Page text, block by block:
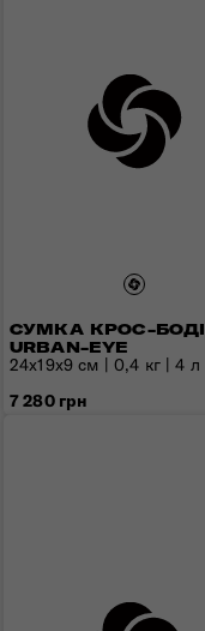
СУМКА КРОС-БОДІ
URBAN-EYE
24x19x9 см | 0,4 кг | 4 л
7 280 грн